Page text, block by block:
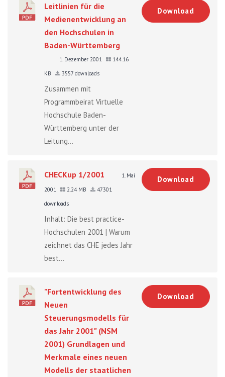
Leitlinien für die
Medienentwicklung an
den Hochschulen in
Baden-Württemberg
1. Dezember 2001
144.16
KB
3557 downloads
Zusammen mit
Programmbeirat Virtuelle
Hochschule Baden-
Württemberg unter der
Leitung...
Download
CHECKup 1/2001
1. Mai
2001
2.24 MB
47301
downloads
Inhalt: Die best practice-
Hochschulen 2001 | Warum
zeichnet das CHE jedes Jahr
best...
Download
"Fortentwicklung des
Neuen
Steuerungsmodells für
das Jahr 2001" (NSM
2001) Grundlagen und
Merkmale eines neuen
Modells der staatlichen
Download